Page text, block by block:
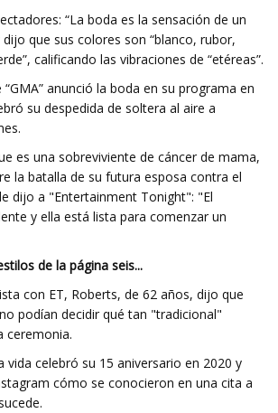
“La boda es la sensación de un
que sus colores son “blanco, rubor,
calificando las vibraciones de “etéreas”.
anunció la boda en su programa en
su despedida de soltera al aire a
es una sobreviviente de cáncer de mama,
la batalla de su futura esposa contra el
dijo a "Entertainment Tonight": "El
y ella está lista para comenzar un
de la página seis...
con ET, Roberts, de 62 años, dijo que
podían decidir qué tan "tradicional"
ceremonia.
vida celebró su 15 aniversario en 2020 y
cómo se conocieron en una cita a